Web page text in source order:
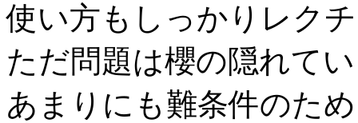
使い方もしっかりレク
ただ問題は櫻の隠れて
あまりにも難条件のた